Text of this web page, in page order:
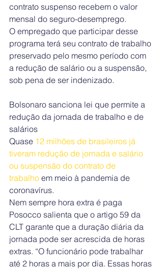
contrato suspenso recebem o valor
mensal do seguro-desemprego.
O empregado que participar desse
programa terá seu contrato de trabalho
preservado pelo mesmo período com
a redução de salário ou a suspensão,
sob pena de ser indenizado.
Bolsonaro sanciona lei que permite a
redução da jornada de trabalho e de
salários
Quase 12 milhões de brasileiros já
tiveram redução de jornada e salário
ou suspensão do contrato de
trabalho em meio à pandemia de
coronavírus.
Nem sempre hora extra é paga
Posocco salienta que o artigo 59 da
CLT garante que a duração diária da
jornada pode ser acrescida de horas
extras. “O funcionário pode trabalhar
até 2 horas a mais por dia. Essas horas